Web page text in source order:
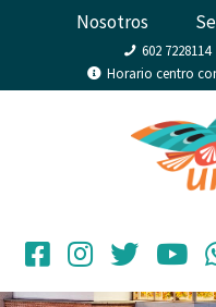
Nosotros
602 7228114
Horario centro